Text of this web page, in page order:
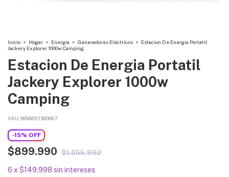
Inicio > Hogar > Energía > Generadores Eléctricos > Estacion De Energia Portatil
Jackery Explorer 1000w Camping
Estacion De Energia Portatil
Jackery Explorer 1000w
Camping
SKU: 6958657300087
-15% OFF
$899.990 $1.055.992
6 x $149.998 sin intereses